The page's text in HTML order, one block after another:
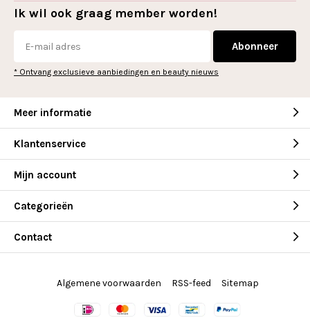
Ik wil ook graag member worden!
Abonneer
* Ontvang exclusieve aanbiedingen en beauty nieuws
Meer informatie
Klantenservice
Mijn account
Categorieën
Contact
Algemene voorwaarden RSS-feed Sitemap